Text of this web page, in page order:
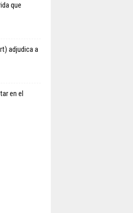
que
adjudica a
en el